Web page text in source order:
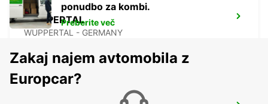
WUPPERTAL
WUPPERTAL - GERMANY
ponudbo za kombi.
Preberite več
Zakaj najem avtomobila z
Europcar?